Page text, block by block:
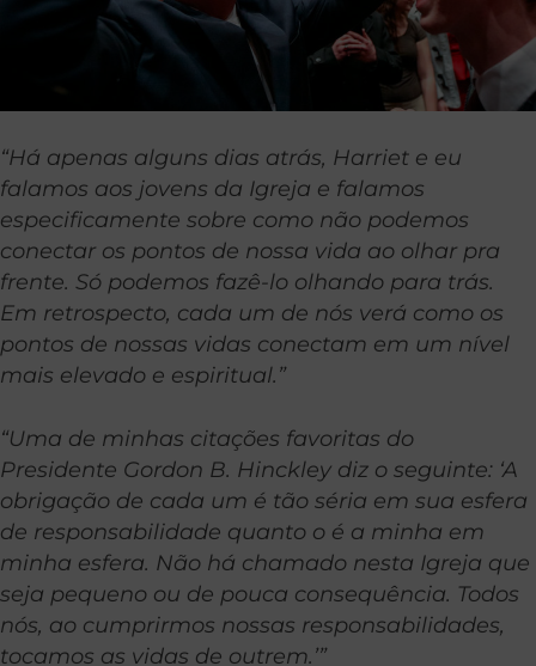
“Há apenas alguns dias atrás, Harriet e eu
falamos aos jovens da Igreja e falamos
especificamente sobre como não podemos
conectar os pontos de nossa vida ao olhar pra
frente. Só podemos fazê-lo olhando para trás.
Em retrospecto, cada um de nós verá como os
pontos de nossas vidas conectam em um nível
mais elevado e espiritual.”
“Uma de minhas citações favoritas do
Presidente Gordon B. Hinckley diz o seguinte: ‘A
obrigação de cada um é tão séria em sua esfera
de responsabilidade quanto o é a minha em
minha esfera. Não há chamado nesta Igreja que
seja pequeno ou de pouca consequência. Todos
nós, ao cumprirmos nossas responsabilidades,
tocamos as vidas de outrem.’”